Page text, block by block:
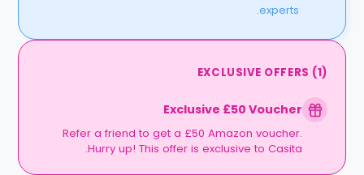
experts.
EXCLUSIVE OFFERS (1)
Exclusive £50 Voucher
Refer a friend to get a £50 Amazon voucher.
Hurry up! This offer is exclusive to Casita.